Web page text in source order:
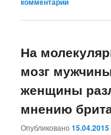
На
мозг
женщины
мнению
Опубликовано15.04.2015